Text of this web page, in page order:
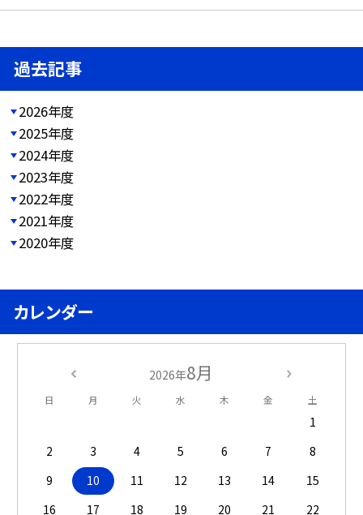
過去記事
2026年度
2025年度
2024年度
2023年度
2022年度
2021年度
2020年度
カレンダー
2026年8月
日 月 火 水 木 金 土
1
2
3 4 5 6 7
8
9
10 11 12 13 14
15
16
17 18 19 20 21
22